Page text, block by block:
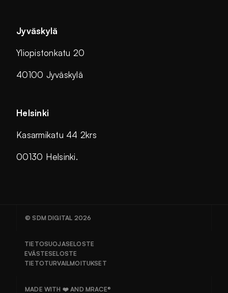
Jyväskylä
Yliopistonkatu 20
40100 Jyväskylä
Helsinki
Kasarmikatu 44 2krs
00130 Helsinki.
© SDM DIGITAL 2026
TIETOSUOJASELOSTE
EVÄSTESELOSTE
TIETOTURVAILMOITUKSET
MADE WITH ❤️ AND MRACE®